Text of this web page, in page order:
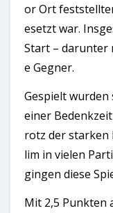
or Ort
esetzt war.
Start – darunter
e Gegner.
Gespielt wurden
einer
rotz der starken
lim in vielen
gingen diese
Mit 2,5 Punkten